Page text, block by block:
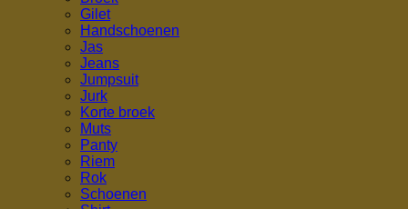
Gilet
Handschoenen
Jas
Jeans
Jumpsuit
Jurk
Korte broek
Muts
Panty
Riem
Rok
Schoenen